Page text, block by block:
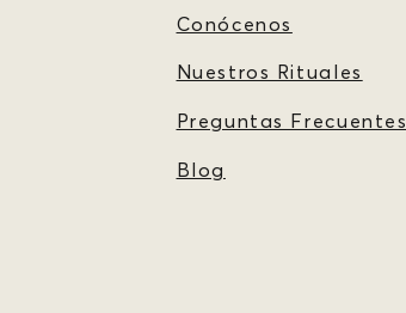
Conócenos
Nuestros Rituales
Preguntas Frecuentes
Blog